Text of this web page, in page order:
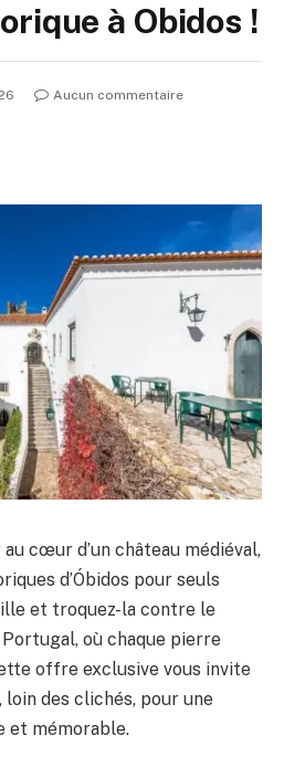
à Obidos !
Aucun commentaire
cœur d’un château médiéval,
d’Óbidos pour seuls
et troquez-la contre le
où chaque pierre
offre exclusive vous invite
des clichés, pour une
et mémorable.